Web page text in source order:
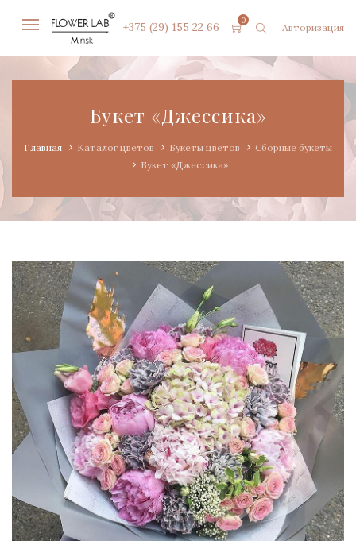
+375 (29) 155 22 66 0
Авторизация
Букет «Джессика»
Главная Каталог цветов Букеты цветов
Сборные букеты
Букет «Джессика»